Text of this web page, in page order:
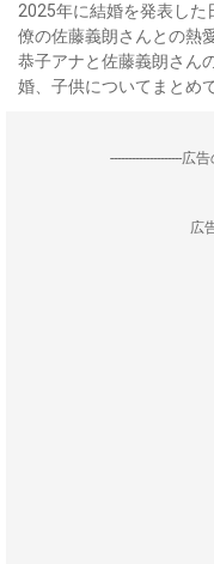
2025年に結婚を発表した
僚の佐藤義朗さんとの熱
恭子アナと佐藤義朗さん
婚、子供についてまとめ
--------------------広
広